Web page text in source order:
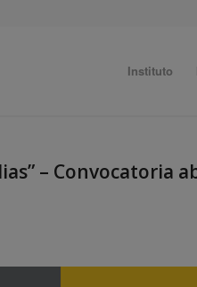
Instituto
– Convocatoria